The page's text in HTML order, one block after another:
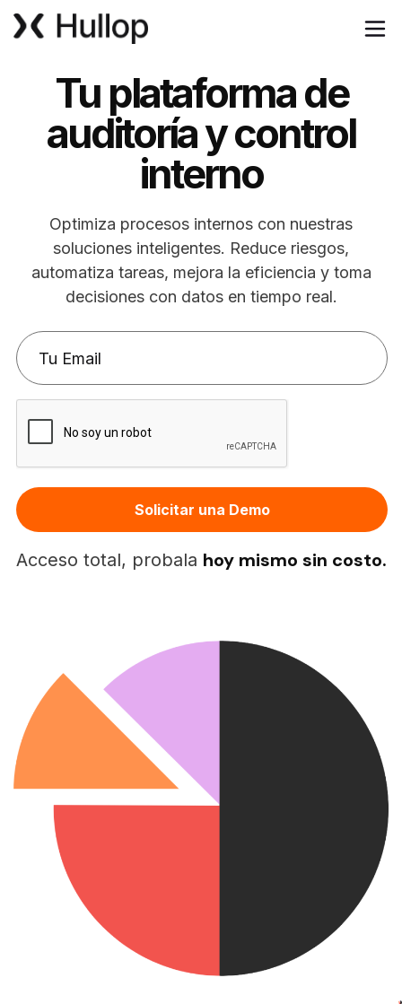
Tu plataforma de
auditoría y control
interno
Optimiza procesos internos con nuestras
soluciones inteligentes. Reduce riesgos,
automatiza tareas, mejora la eficiencia y toma
decisiones con datos en tiempo real.
Alternative:
Acceso total, probala hoy mismo sin costo.